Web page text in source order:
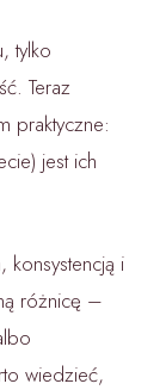
tylko
Teraz
praktyczne:
jest ich
konsystencją i
różnicę –
wiedzieć,